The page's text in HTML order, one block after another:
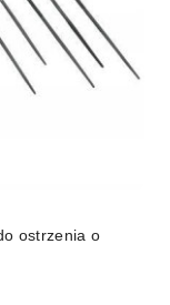
ostrzenia o